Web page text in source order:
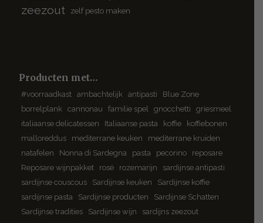
zeezout
zelf pesto maken
Producten met…
#voorraadkast ambachtelijk antipasti
Blue Zone
borrelplank
cannonau familie spel gnocchetti
griesmeel
italiaanse delicatessen
Italiaanse pasta koffie
koffiebonen
malloreddus
mediterrane keuken
mediterrane kruiden
natafelen
Nonna di Sardegna pasta pecorino
reposare
Reposare wijnpakket
rosé rozemarijn
sardijnse antipasti
sardijnse couscous
Sardijnse keuken
Sardijnse koffie
sardijnse pasta
Sardijnse producten
Sardijnse Schatten
Sardijnse tradities
Sardijnse wijn
sardijns zeezout